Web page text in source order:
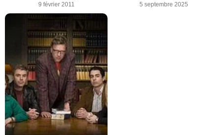
9 février 2011 5 septembre 2025